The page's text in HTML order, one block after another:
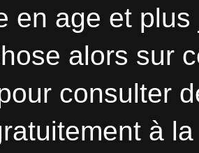
en age et
alors sur
consulter
à